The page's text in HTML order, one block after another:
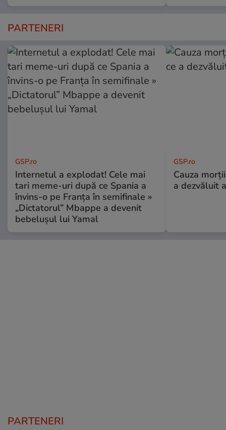
PARTENERI
GSP.ro
Internetul a explodat! Cele mai
tari meme-uri după ce Spania a
învins-o pe Franța în semifinale »
„Dictatorul” Mbappe a devenit
bebelușul lui Yamal
GSP.ro
Cauza
a dezvăluit
PARTENERI